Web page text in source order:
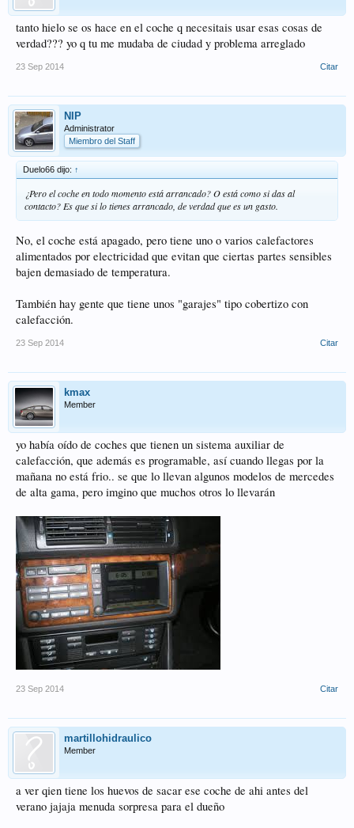
tanto hielo se os hace en el coche q necesitais usar esas cosas de
verdad??? yo q tu me mudaba de ciudad y problema arreglado
23 Sep 2014 Citar
NIP
Administrator
Miembro del Staff
Duelo66 dijo: ↑
¿Pero el coche en todo momento está arrancado? O está como si das al
contacto? Es que si lo tienes arrancado, de verdad que es un gasto.
No, el coche está apagado, pero tiene uno o varios calefactores
alimentados por electricidad que evitan que ciertas partes sensibles
bajen demasiado de temperatura.
También hay gente que tiene unos "garajes" tipo cobertizo con
calefacción.
23 Sep 2014 Citar
kmax
Member
yo había oído de coches que tienen un sistema auxiliar de
calefacción, que además es programable, así cuando llegas por la
mañana no está frio.. se que lo llevan algunos modelos de mercedes
de alta gama, pero imgino que muchos otros lo llevarán
23 Sep 2014 Citar
martillohidraulico
Member
a ver qien tiene los huevos de sacar ese coche de ahi antes del
verano jajaja menuda sorpresa para el dueño